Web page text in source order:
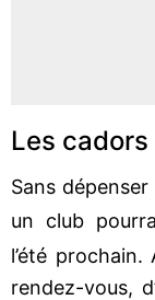
Les
Sans
un club
l’été prochain.
rendez-vous,